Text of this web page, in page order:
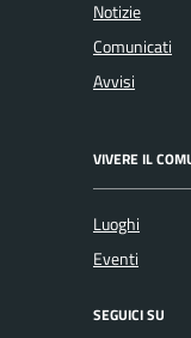
Notizie
Comunicati
Avvisi
VIVERE IL
Luoghi
Eventi
SEGUICI SU